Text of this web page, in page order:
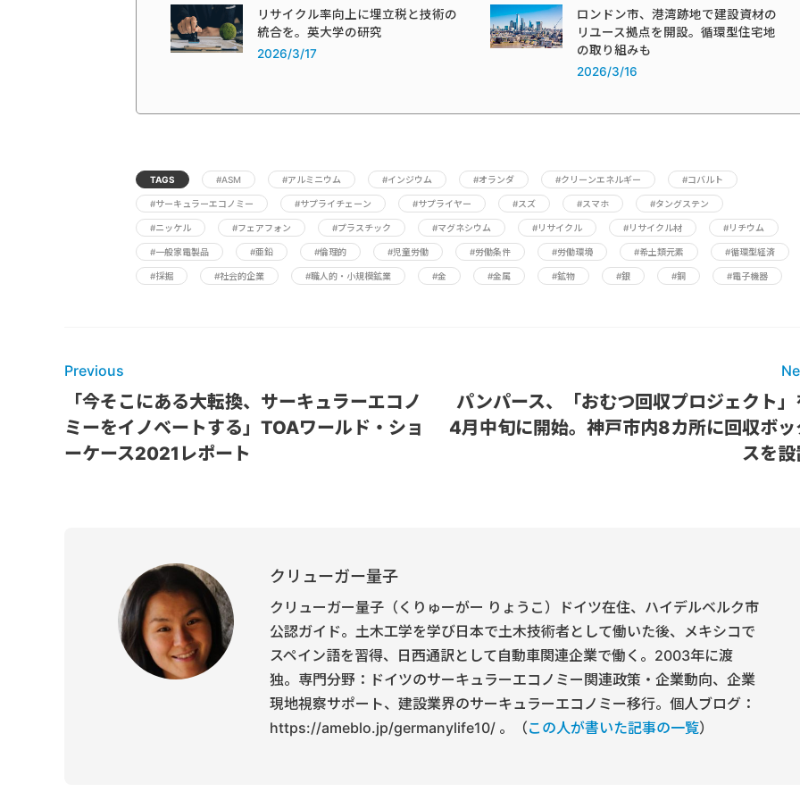
リサイクル率向上に埋立税と技術の
統合を。英大学の研究
2026/3/17
ロンドン市、港湾跡地で建設資材の
リユース拠点を開設。循環型住宅地
の取り組みも
2026/3/16
TAGS #ASM #アルミニウム #インジウム #オランダ #クリーンエネルギー #コバルト
#サーキュラーエコノミー #サプライチェーン #サプライヤー #スズ #スマホ #タングステン
#ニッケル #フェアフォン #プラスチック #マグネシウム #リサイクル #リサイクル材 #リチウム
#一般家電製品 #亜鉛 #倫理的 #児童労働 #労働条件 #労働環境 #希土類元素 #循環型経済
#採掘 #社会的企業 #職人的・小規模鉱業 #金 #金属 #鉱物 #銀 #銅 #電子機器
Previous
「今そこにある大転換、サーキュラーエコノ
ミーをイノベートする」TOAワールド・ショ
ーケース2021レポート
パンパース、「おむつ回収プロジェクト」
4月中旬に開始。神戸市内8カ所に回収ボッ
スを設
クリューガー量子
クリューガー量子（くりゅーがー りょうこ）ドイツ在住、ハイデルベルク市
公認ガイド。土木工学を学び日本で土木技術者として働いた後、メキシコで
スペイン語を習得、日西通訳として自動車関連企業で働く。2003年に渡
独。専門分野：ドイツのサーキュラーエコノミー関連政策・企業動向、企業
現地視察サポート、建設業界のサーキュラーエコノミー移行。個人ブログ：
https://ameblo.jp/germanylife10/ 。（この人が書いた記事の一覧）